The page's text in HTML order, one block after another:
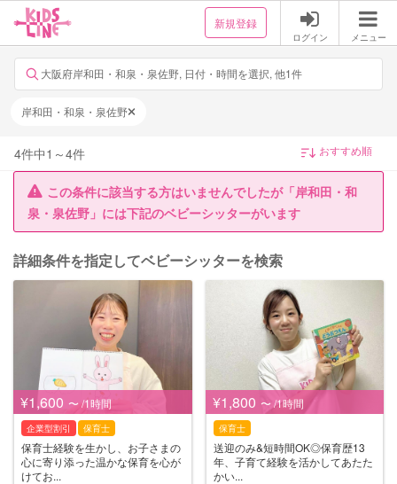
新規登録
ログイン メニュー
大阪府岸和田・和泉・泉佐野, 日付・時間を選択, 他1件
岸和田・和泉・泉佐野
4件中1 ～4件
この条件に該当する方はいませんでしたが「岸和田・和
泉・泉佐野」には下記のベビーシッターがいます
詳細条件を指定してベビーシッターを検索
¥1,600 〜 /1時間
企業型割引 保育士
保育士経験を生かし、お子さまの
心に寄り添った温かな保育を心が
けてお...
¥1,800 〜 /1時間
保育士
送迎のみ&短時間OK◎保育歴13
年、子育て経験を活かしてあたた
かい...